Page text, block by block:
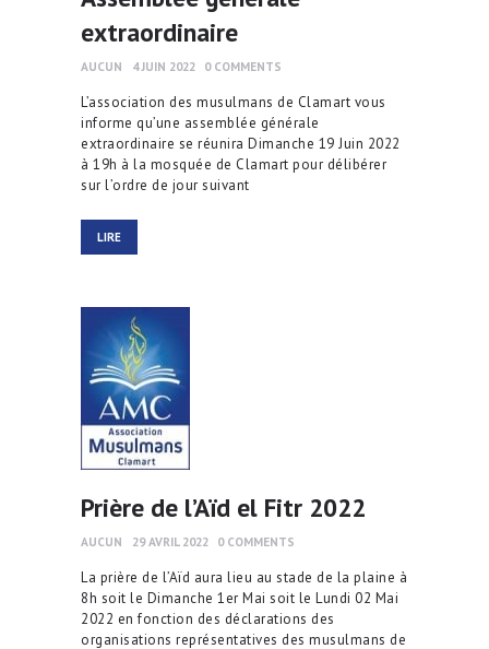
extraordinaire
AUCUN 4 JUIN 2022 0 COMMENTS
L’association des musulmans de Clamart vous
informe qu’une assemblée générale
extraordinaire se réunira Dimanche 19 Juin 2022
à 19h à la mosquée de Clamart pour délibérer
sur l’ordre de jour suivant
LIRE
Prière de l’Aïd el Fitr 2022
AUCUN 29 AVRIL 2022 0 COMMENTS
La prière de l’Aïd aura lieu au stade de la plaine à
8h soit le Dimanche 1er Mai soit le Lundi 02 Mai
2022 en fonction des déclarations des
organisations représentatives des musulmans de